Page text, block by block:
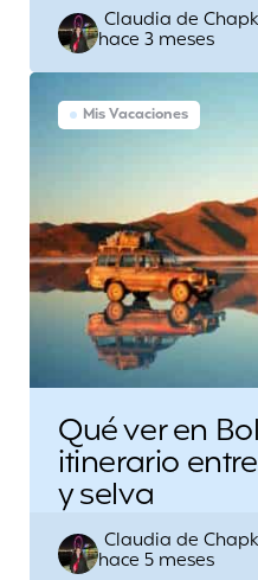
Escrito
por
Claudia de
hace 3 meses
Mis Vacaciones
Qué ver en
itinerario
y selva
Escrito
por
Claudia de
hace 5 meses